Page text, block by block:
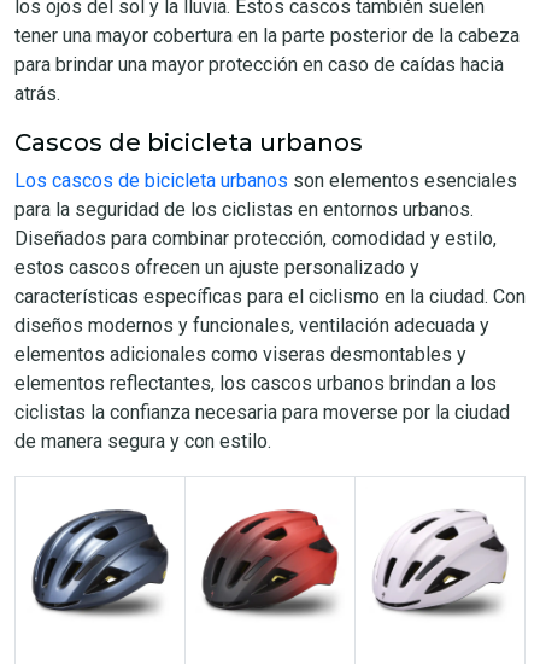
los ojos del sol y la lluvia. Estos cascos también suelen
tener una mayor cobertura en la parte posterior de la cabeza
para brindar una mayor protección en caso de caídas hacia
atrás.
Cascos de bicicleta urbanos
Los cascos de bicicleta urbanos son elementos esenciales
para la seguridad de los ciclistas en entornos urbanos.
Diseñados para combinar protección, comodidad y estilo,
estos cascos ofrecen un ajuste personalizado y
características específicas para el ciclismo en la ciudad. Con
diseños modernos y funcionales, ventilación adecuada y
elementos adicionales como viseras desmontables y
elementos reflectantes, los cascos urbanos brindan a los
ciclistas la confianza necesaria para moverse por la ciudad
de manera segura y con estilo.